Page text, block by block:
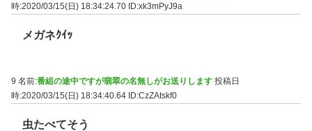
時:2020/03/15(日) 18:34:24.70 ID:xk3mPyJ9a
メガネｸｲｯ
9 名前:番組の途中ですが翡翠の名無しがお送りします 投稿日
時:2020/03/15(日) 18:34:40.64 ID:CzZAtskf0
虫たべてそう